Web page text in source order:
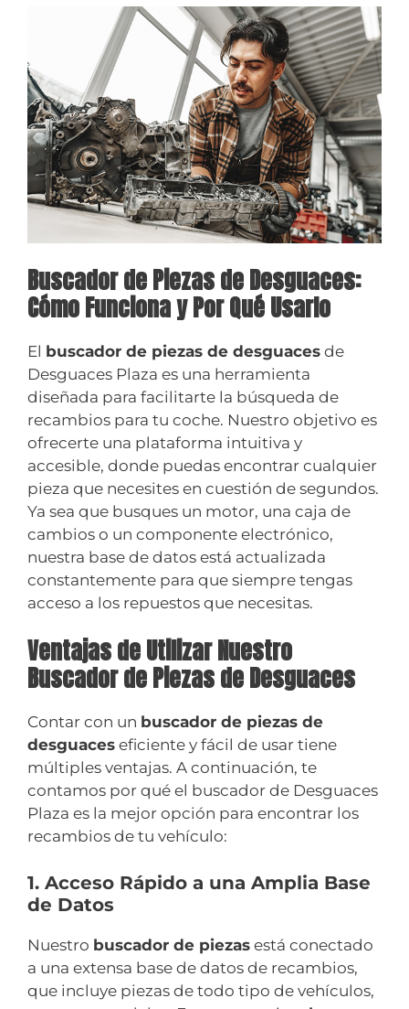
Buscador de Piezas de Desguaces:
Cómo Funciona y Por Qué Usarlo
El buscador de piezas de desguaces de
Desguaces Plaza es una herramienta
diseñada para facilitarte la búsqueda de
recambios para tu coche. Nuestro objetivo es
ofrecerte una plataforma intuitiva y
accesible, donde puedas encontrar cualquier
pieza que necesites en cuestión de segundos.
Ya sea que busques un motor, una caja de
cambios o un componente electrónico,
nuestra base de datos está actualizada
constantemente para que siempre tengas
acceso a los repuestos que necesitas.
Ventajas de Utilizar Nuestro
Buscador de Piezas de Desguaces
Contar con un buscador de piezas de
desguaces eficiente y fácil de usar tiene
múltiples ventajas. A continuación, te
contamos por qué el buscador de Desguaces
Plaza es la mejor opción para encontrar los
recambios de tu vehículo:
1. Acceso Rápido a una Amplia Base
de Datos
Nuestro buscador de piezas está conectado
a una extensa base de datos de recambios,
que incluye piezas de todo tipo de vehículos,